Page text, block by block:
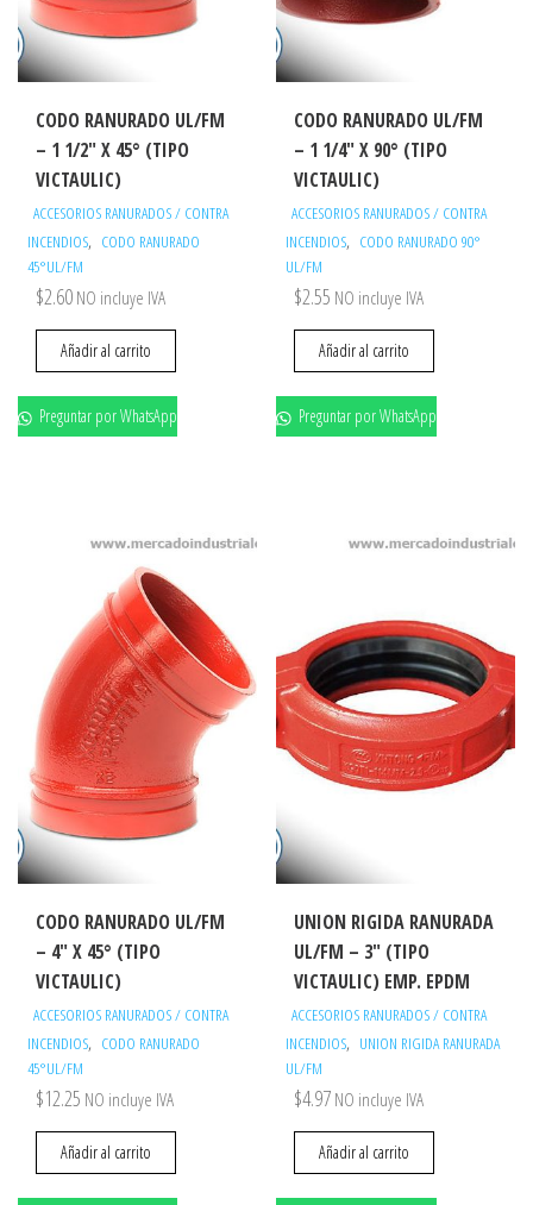
CODO RANURADO UL/FM
– 1 1/2″ X 45° (TIPO
VICTAULIC)
ACCESORIOS RANURADOS / CONTRA
INCENDIOS, CODO RANURADO
45°UL/FM
$2.60 NO incluye IVA
Añadir al carrito
Preguntar por WhatsApp
CODO RANURADO UL/FM
– 1 1/4″ X 90° (TIPO
VICTAULIC)
ACCESORIOS RANURADOS / CONTRA
INCENDIOS, CODO RANURADO 90°
UL/FM
$2.55 NO incluye IVA
Añadir al carrito
Preguntar por WhatsApp
CODO RANURADO UL/FM
– 4″ X 45° (TIPO
VICTAULIC)
ACCESORIOS RANURADOS / CONTRA
INCENDIOS, CODO RANURADO
45°UL/FM
$12.25 NO incluye IVA
Añadir al carrito
UNION RIGIDA RANURADA
UL/FM – 3″ (TIPO
VICTAULIC) EMP. EPDM
ACCESORIOS RANURADOS / CONTRA
INCENDIOS, UNION RIGIDA RANURADA
UL/FM
$4.97 NO incluye IVA
Añadir al carrito